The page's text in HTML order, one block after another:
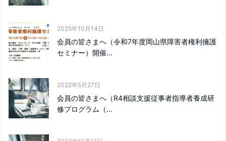
2025年10月14日
会員の皆さまへ（令和7年度岡山県障害者権利擁護
セミナー）開催...
2022年5月27日
会員の皆さまへ（R4相談支援従事者指導者養成研
修プログラム（...